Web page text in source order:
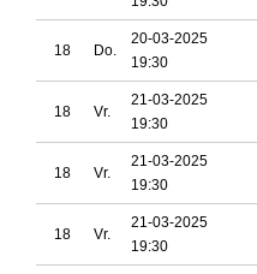
18 Do.
20-03-2025
19:30
18 Vr.
21-03-2025
19:30
18 Vr.
21-03-2025
19:30
18 Vr.
21-03-2025
19:30